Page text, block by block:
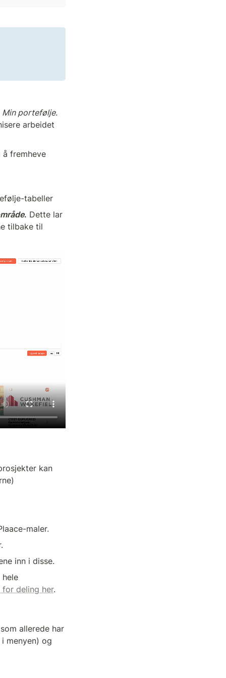
Min portefølje.
arbeidet
å fremheve
tabeller
. Dette lar
tilbake til
kan
maler.
inn i disse.
hele
for deling her.
allerede har
menyen) og